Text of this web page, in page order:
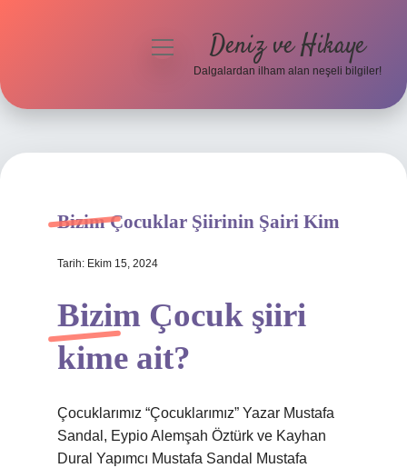
Hakkımızda
menüyü
Deniz ve Hikaye
Dalgalardan ilham alan neşeli bilgiler!
Bizim Çocuklar Şiirinin Şairi Kim
Tarih: Ekim 15, 2024
Bizim Çocuk şiiri
kime ait?
Çocuklarımız “Çocuklarımız” Yazar Mustafa
Sandal, Eypio Alemşah Öztürk ve Kayhan
Dural Yapımcı Mustafa Sandal Mustafa